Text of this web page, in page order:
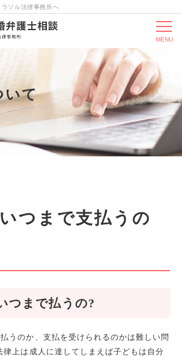
ソル法律事務所へ
MENU
いて
つまで支払うの
つまで払うの?
うのか、支払を受けられるのかは難しい問
律上は成人に達してしまえば子どもは自分